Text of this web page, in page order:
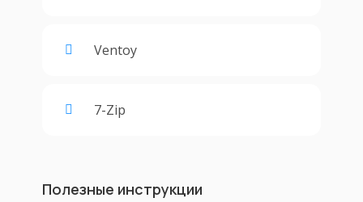
Ventoy
7-Zip
Полезные инструкции